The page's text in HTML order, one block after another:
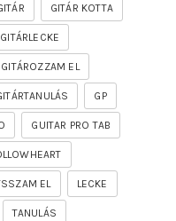
GITÁR KOTTA
GITÁRLECKE
GITÁROZZAM EL
GP
GUITAR PRO TAB
EL LECKE
TANULÁS